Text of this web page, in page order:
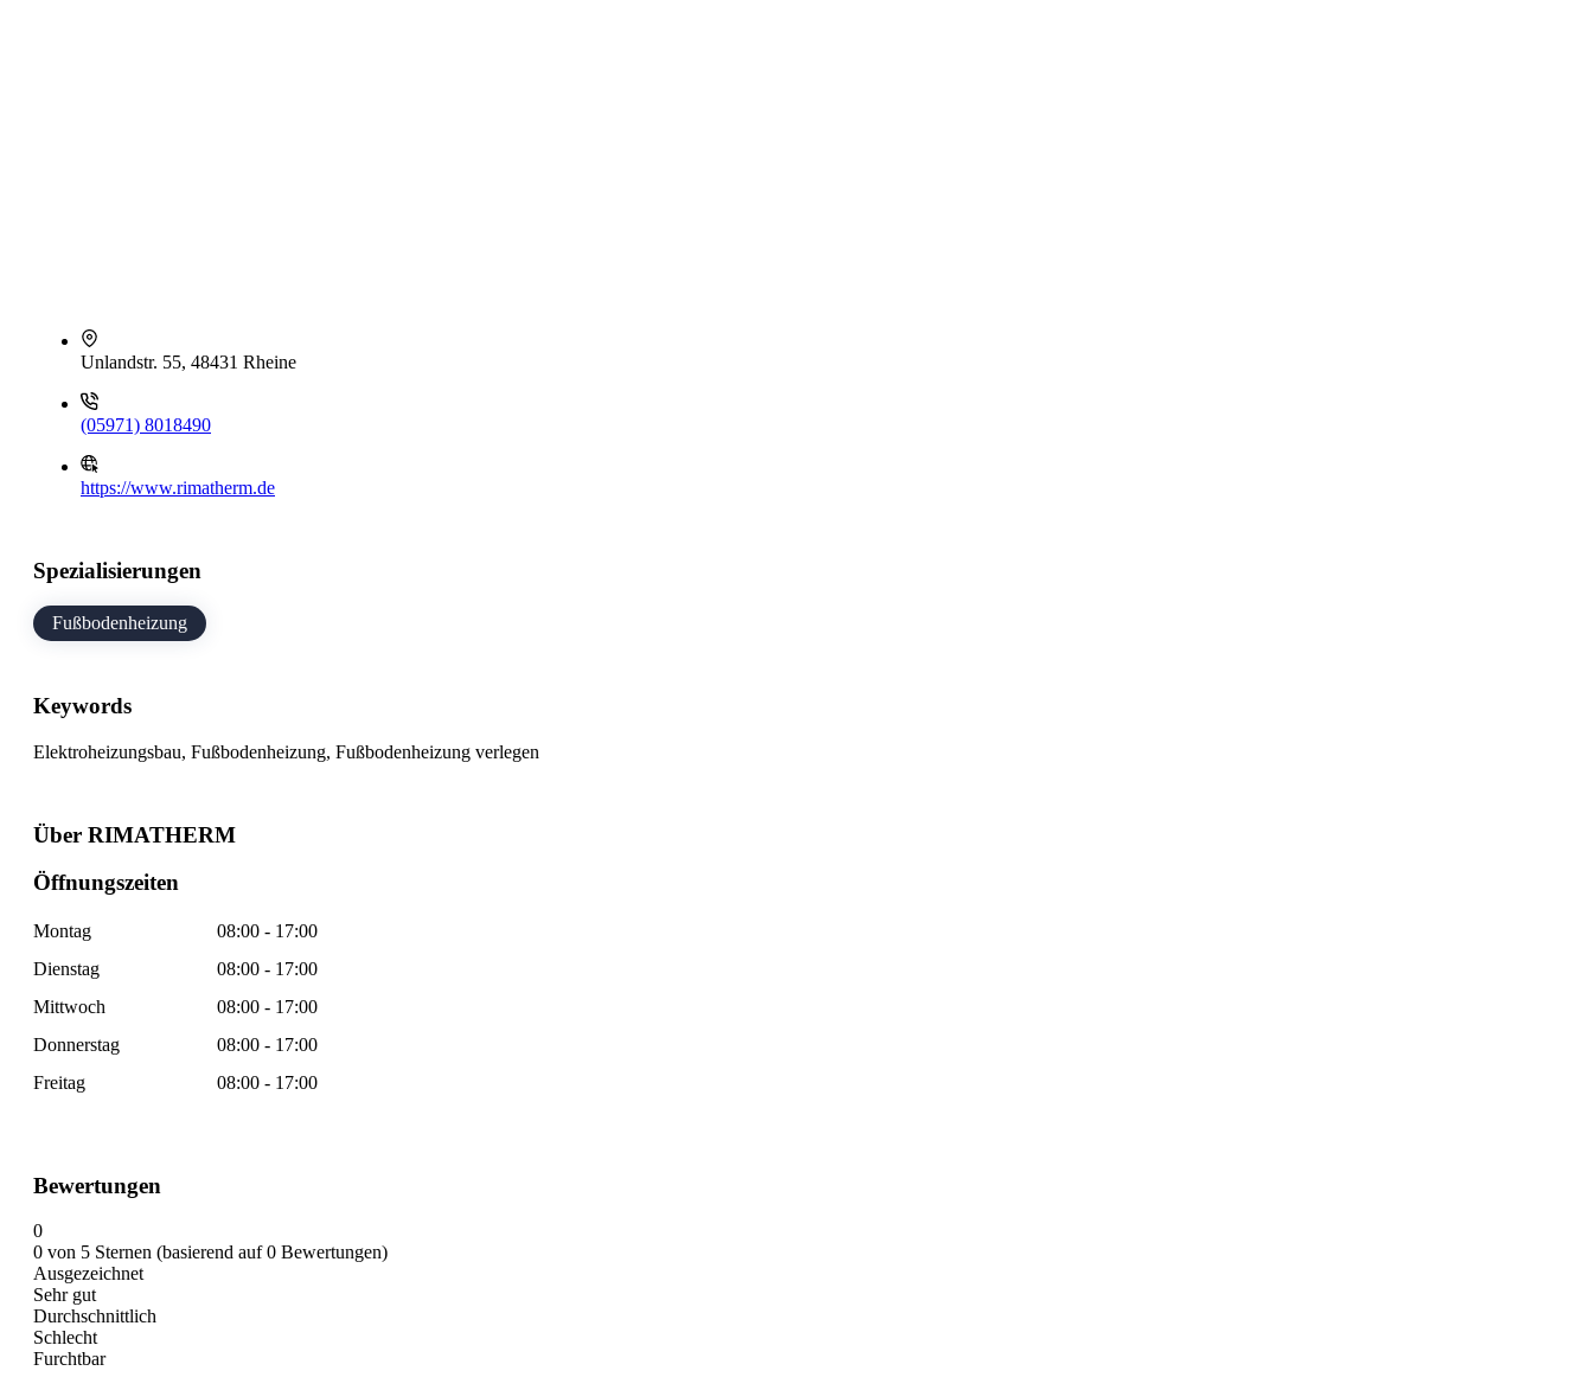
Unlandstr. 55, 48431 Rheine
(05971) 8018490
https://www.rimatherm.de
Spezialisierungen
Fußbodenheizung
Keywords
Elektroheizungsbau, Fußbodenheizung, Fußbodenheizung verlegen
Über RIMATHERM
Öffnungszeiten
Montag
08:00 - 17:00
Dienstag
08:00 - 17:00
Mittwoch
08:00 - 17:00
Donnerstag
08:00 - 17:00
Freitag
08:00 - 17:00
Bewertungen
0
0 von 5 Sternen (basierend auf 0 Bewertungen)
Ausgezeichnet
Sehr gut
Durchschnittlich
Schlecht
Furchtbar